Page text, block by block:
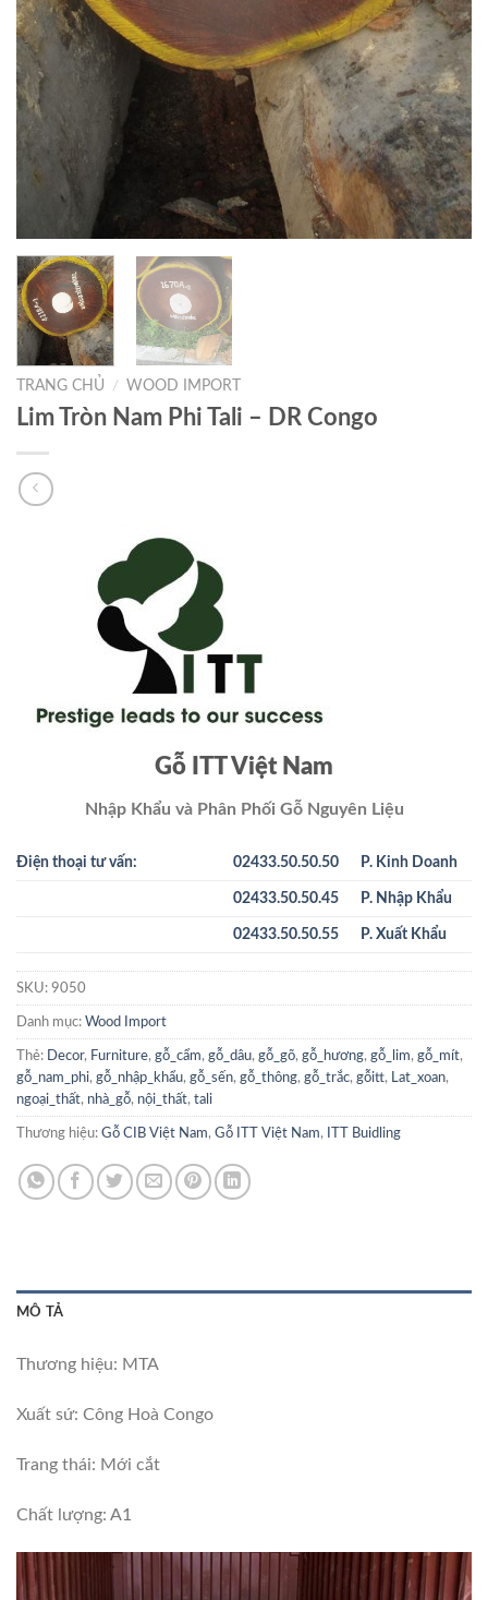
TRANG CHỦ / WOOD IMPORT
Lim Tròn Nam Phi Tali – DR Congo
Gỗ ITT Việt Nam
Nhập Khẩu và Phân Phối Gỗ Nguyên Liệu
Điện thoại tư vấn: 02433.50.50.50 P. Kinh Doanh
02433.50.50.45 P. Nhập Khẩu
02433.50.50.55 P. Xuất Khẩu
SKU: 9050
Danh mục: Wood Import
Thẻ: Decor, Furniture, gỗ_cẩm, gỗ_dâu, gỗ_gõ, gỗ_hương, gỗ_lim, gỗ_mít,
gỗ_nam_phi, gỗ_nhập_khẩu, gỗ_sến, gỗ_thông, gỗ_trắc, gỗitt, Lat_xoan,
ngoại_thất, nhà_gỗ, nội_thất, tali
Thương hiệu: Gỗ CIB Việt Nam, Gỗ ITT Việt Nam, ITT Buidling
MÔ TẢ
Thương hiệu: MTA
Xuất sứ: Công Hoà Congo
Trang thái: Mới cắt
Chất lượng: A1